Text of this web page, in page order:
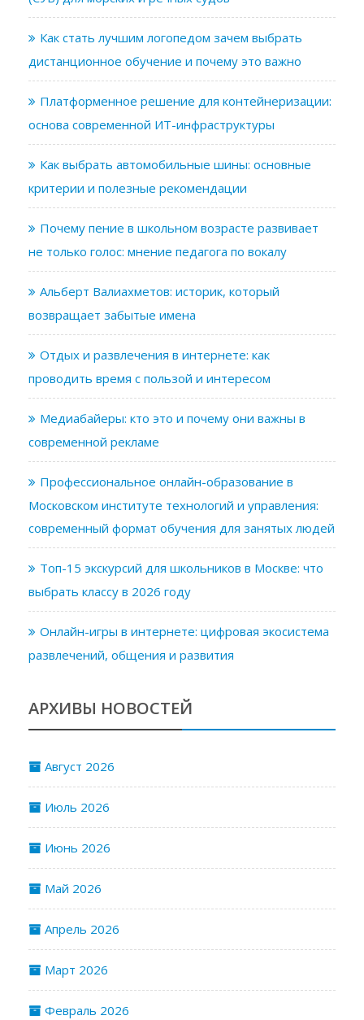
Как стать лучшим логопедом зачем выбрать
дистанционное обучение и почему это важно
Платформенное решение для контейнеризации:
основа современной ИТ-инфраструктуры
Как выбрать автомобильные шины: основные
критерии и полезные рекомендации
Почему пение в школьном возрасте развивает
не только голос: мнение педагога по вокалу
Альберт Валиахметов: историк, который
возвращает забытые имена
Отдых и развлечения в интернете: как
проводить время с пользой и интересом
Медиабайеры: кто это и почему они важны в
современной рекламе
Профессиональное онлайн-образование в
Московском институте технологий и управления:
современный формат обучения для занятых людей
Топ-15 экскурсий для школьников в Москве: что
выбрать классу в 2026 году
Онлайн-игры в интернете: цифровая экосистема
развлечений, общения и развития
АРХИВЫ НОВОСТЕЙ
Август 2026
Июль 2026
Июнь 2026
Май 2026
Апрель 2026
Март 2026
Февраль 2026